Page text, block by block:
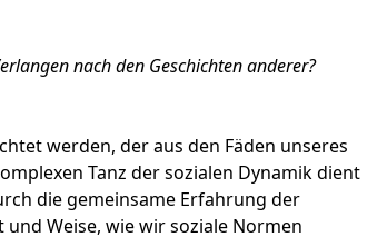
nach den Geschichten anderer?
werden, der aus den Fäden unseres
Tanz der sozialen Dynamik dient
die gemeinsame Erfahrung der
Weise, wie wir soziale Normen